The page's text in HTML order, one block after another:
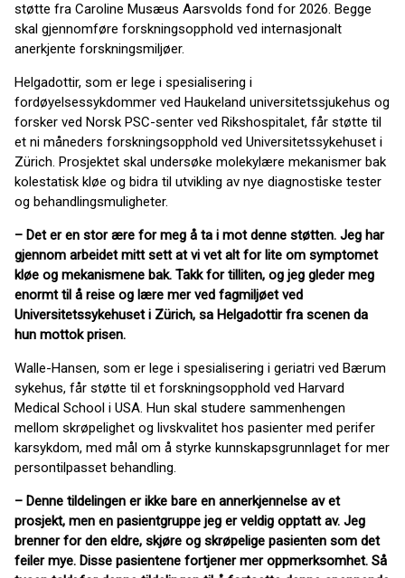
støtte fra Caroline Musæus Aarsvolds fond for 2026. Begge
skal gjennomføre forskningsopphold ved internasjonalt
anerkjente forskningsmiljøer.
Helgadottir, som er lege i spesialisering i
fordøyelsessykdommer ved Haukeland universitetssjukehus og
forsker ved Norsk PSC-senter ved Rikshospitalet, får støtte til
et ni måneders forskningsopphold ved Universitetssykehuset i
Zürich. Prosjektet skal undersøke molekylære mekanismer bak
kolestatisk kløe og bidra til utvikling av nye diagnostiske tester
og behandlingsmuligheter.
– Det er en stor ære for meg å ta i mot denne støtten. Jeg har
gjennom arbeidet mitt sett at vi vet alt for lite om symptomet
kløe og mekanismene bak. Takk for tilliten, og jeg gleder meg
enormt til å reise og lære mer ved fagmiljøet ved
Universitetssykehuset i Zürich, sa Helgadottir fra scenen da
hun mottok prisen.
Walle-Hansen, som er lege i spesialisering i geriatri ved Bærum
sykehus, får støtte til et forskningsopphold ved Harvard
Medical School i USA. Hun skal studere sammenhengen
mellom skrøpelighet og livskvalitet hos pasienter med perifer
karsykdom, med mål om å styrke kunnskapsgrunnlaget for mer
persontilpasset behandling.
– Denne tildelingen er ikke bare en annerkjennelse av et
prosjekt, men en pasientgruppe jeg er veldig opptatt av. Jeg
brenner for den eldre, skjøre og skrøpelige pasienten som det
feiler mye. Disse pasientene fortjener mer oppmerksomhet. Så